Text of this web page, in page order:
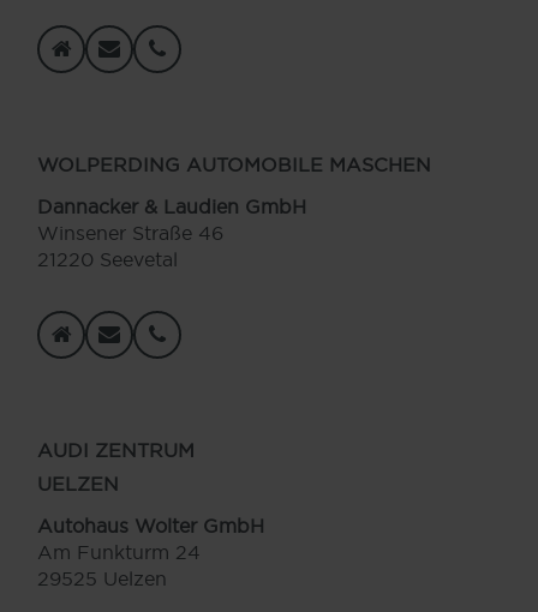
WOLPERDING AUTOMOBILE MASCHEN
Dannacker & Laudien GmbH
Winsener Straße 46
21220 Seevetal
AUDI ZENTRUM
UELZEN
Autohaus Wolter GmbH
Am Funkturm 24
29525 Uelzen